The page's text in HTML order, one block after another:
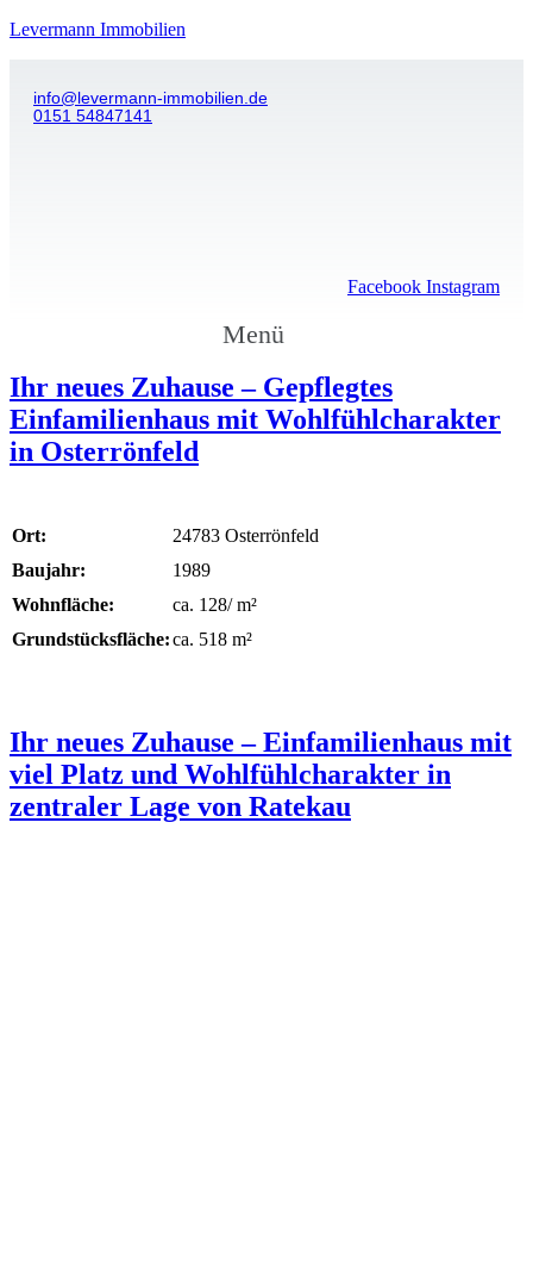
Levermann Immobilien
info@levermann-immobilien.de
0151 54847141
Facebook Instagram
Menü
Ihr neues Zuhause – Gepflegtes
Einfamilienhaus mit Wohlfühlcharakter
in Osterrönfeld
Ort:
24783 Osterrönfeld
Baujahr:
1989
Wohnfläche:
ca. 128/ m²
Grundstücksfläche:ca. 518 m²
Ihr neues Zuhause – Einfamilienhaus mit
viel Platz und Wohlfühlcharakter in
zentraler Lage von Ratekau